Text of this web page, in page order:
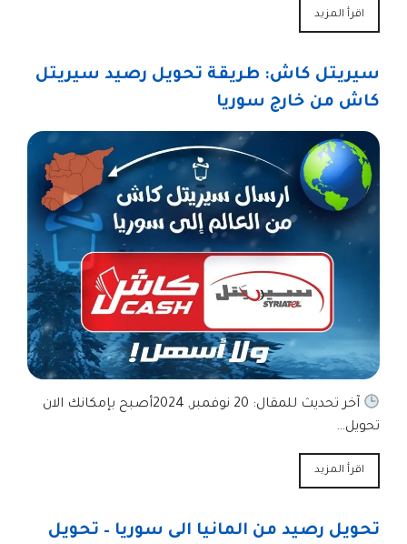
اقرأ المزيد
سيريتل كاش: طريقة تحويل رصيد سيريتل
كاش من خارج سوريا
آخر تحديث للمقال: 20 نوفمبر, 2024أصبح بإمكانك الان
تحويل…
اقرأ المزيد
تحويل رصيد من المانيا الى سوريا – تحويل